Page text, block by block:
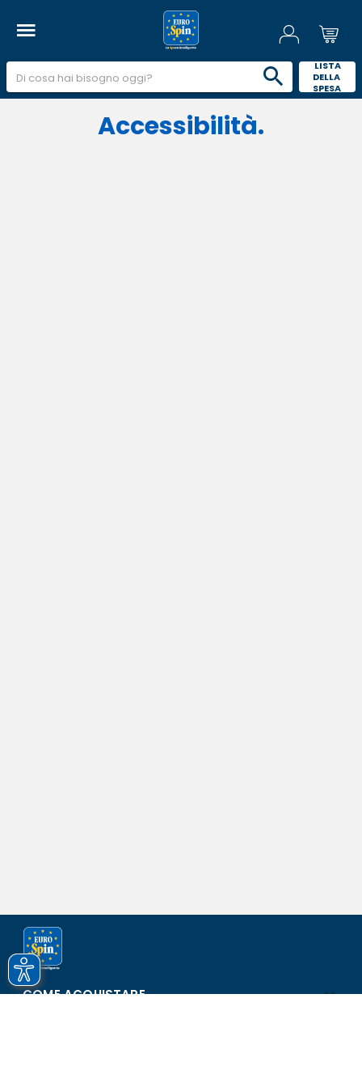
LISTA
DELLA
SPESA
Accessibilità.
COME ACQUISTARE